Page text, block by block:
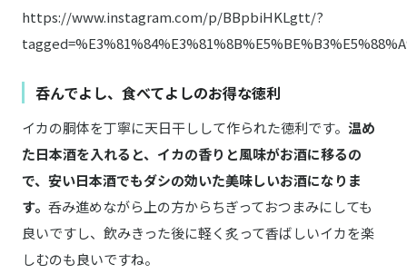
https://www.instagram.com/p/BBpbiHKLgtt/?
呑んでよし、食べてよしのお得な徳利
イカの胴体を丁寧に天日干しして作られた徳利です。 温め
た日本酒を入れると、イカの香りと風味がお酒に移るの
で、安い日本酒でもダシの効いた美味しいお酒になりま
す。 呑み進めながら上の方からちぎっておつまみにしても
良いですし、飲みきった後に軽く炙って香ばしいイカを楽
しむのも良いですね。